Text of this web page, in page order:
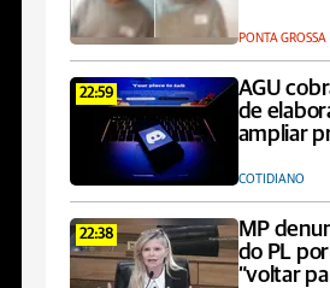
PONTA GROSSA
22:59
AGU
de
ampliar
COTIDIANO
22:38
MP
do PL
“voltar